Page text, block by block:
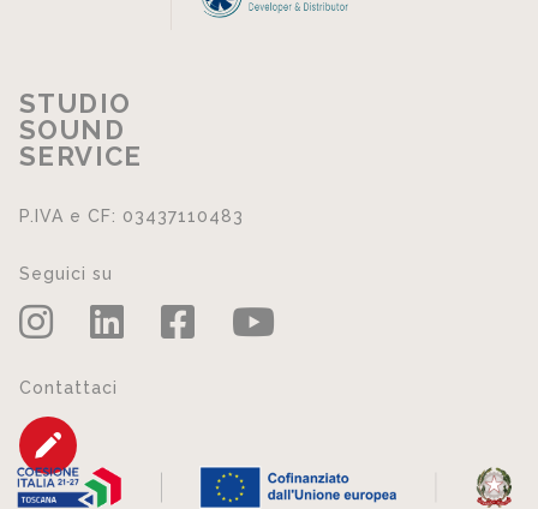
STUDIO
SOUND
SERVICE
P.IVA e CF: 03437110483
Seguici su
Contattaci